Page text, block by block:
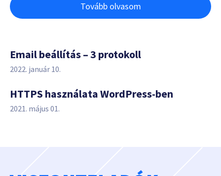
Tovább olvasom
Email beállítás – 3 protokoll
2022. január 10.
HTTPS használata WordPress-ben
2021. május 01.